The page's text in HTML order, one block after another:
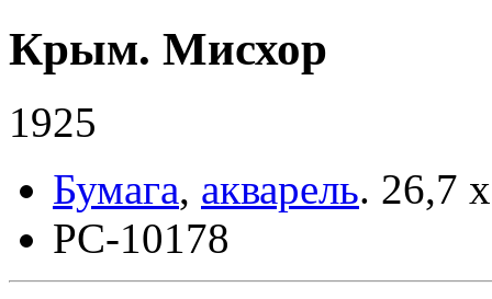
Крым. Мисхор
1925
Бумага, акварель. 26,7
РС-10178